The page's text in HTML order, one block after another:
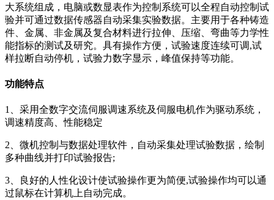
大系统组成，电脑或数显表作为控制系统可以全程自动控制试
验并可通过数据传感器自动采集实验数据。主要用于各种铸造
件、金属、非金属及复合材料进行拉伸、压缩、弯曲等力学性
能指标的测试及研究。具有操作方便，试验速度连续可调,试
样拉断自动停机，试验力数字显示，峰值保持等功能。
功能特点
1、采用全数字交流伺服调速系统及伺服电机作为驱动系统，
调速精度高、性能稳定
2、微机控制与数据处理软件，自动采集处理试验数据，绘制
多种曲线并打印试验报告;
3、良好的人性化设计使试验操作更为简便,试验操作均可以通
过鼠标在计算机上自动完成。